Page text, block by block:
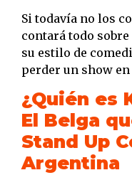
Si todavía no los
contará todo
su estilo de
perder un show
¿Quién es
El Belga
Stand Up
Argentina